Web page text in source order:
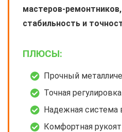
мастеров-
стабильность и
ПЛЮСЫ:
Прочный
Точная
Надежная система
Комфортная